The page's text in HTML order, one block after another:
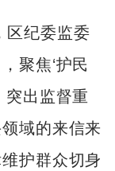
区纪委监委
聚焦‘护民
突出监督重
域的来信来
护群众切身